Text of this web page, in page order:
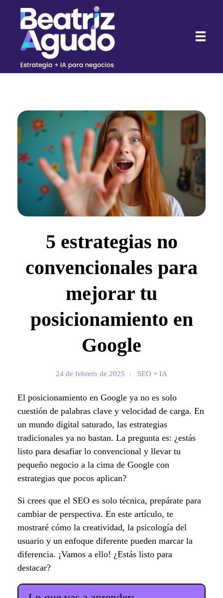
Beatriz Agudo - Consultora de Marketing Digital con IA para negocios
Consultora de Marketing Digital con IA para negocios
5 estrategias no
convencionales para
mejorar tu
posicionamiento en
Google
24 de febrero de 2025 SEO + IA
El posicionamiento en Google ya no es solo
cuestión de palabras clave y velocidad de carga. En
un mundo digital saturado, las estrategias
tradicionales ya no bastan. La pregunta es: ¿estás
listo para desafiar lo convencional y llevar tu
pequeño negocio a la cima de Google con
estrategias que pocos aplican?
Si crees que el SEO es solo técnica, prepárate para
cambiar de perspectiva. En este artículo, te
mostraré cómo la creatividad, la psicología del
usuario y un enfoque diferente pueden marcar la
diferencia. ¡Vamos a ello! ¿Estás listo para
destacar?